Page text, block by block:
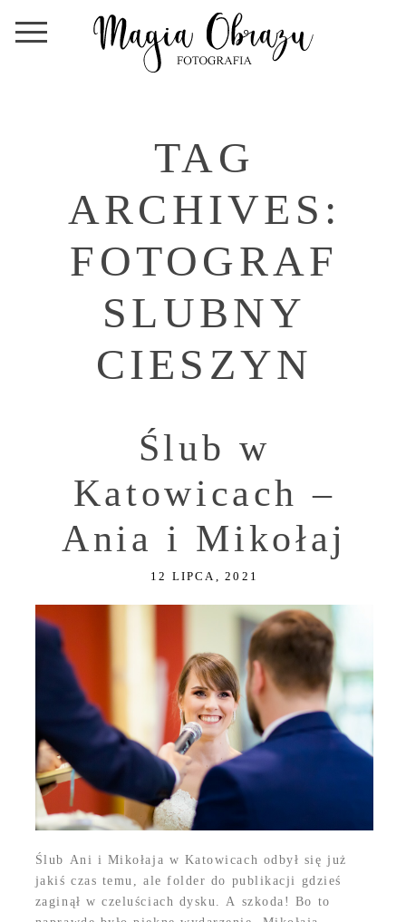
TAG
ARCHIVES:
FOTOGRAF
SLUBNY
CIESZYN
Ślub w
Katowicach –
Ania i Mikołaj
12 LIPCA, 2021
Ślub Ani i Mikołaja w Katowicach odbył się już
jakiś czas temu, ale folder do publikacji gdzieś
zaginął w czeluściach dysku. A szkoda! Bo to